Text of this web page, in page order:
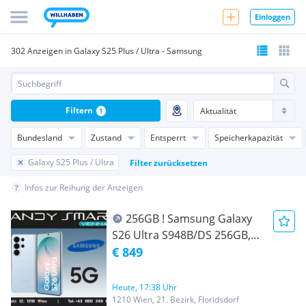
Einloggen
302 Anzeigen in Galaxy S25 Plus / Ultra - Samsung
Bundesland Zustand Entsperrt Speicherkapazität
Galaxy S25 Plus / Ultra Filter zurücksetzen
Filtern 1
Infos zur Reihung der Anzeigen
256GB ! Samsung Galaxy
S26 Ultra S948B/DS 256GB,
Sky Blue ( Hellblau )/
Werksoffen, Frei Für Alle
Simkarten/ Mit 24 Monate
€ 849
Heute, 17:38 Uhr
1210 Wien, 21. Bezirk, Floridsdorf